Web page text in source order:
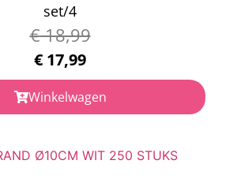
set/4
€18,99
€ 17,99
Winkelwagen